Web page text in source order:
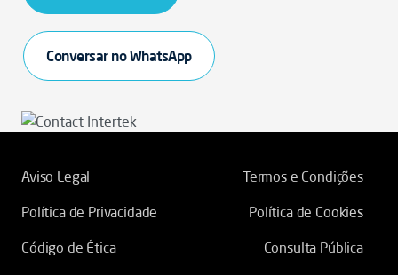
Conversar no WhatsApp
Aviso Legal
Termos e Condições
Política de Privacidade
Política de Cookies
Código de Ética
Consulta Pública